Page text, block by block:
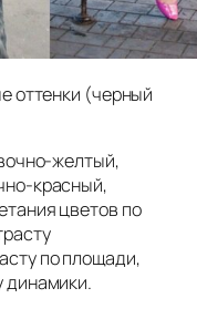
оттенки (черный
желтый,
красный,
цветов по
по площади,
динамики.